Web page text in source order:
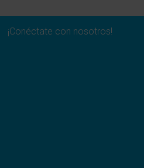
¡Conéctate con nosotros!